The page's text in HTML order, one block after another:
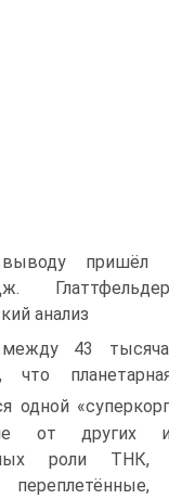
пришёл
анализ
между 43
что
одной
от других
роли ТНК,